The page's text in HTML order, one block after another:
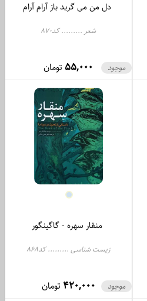
دل من می گرید باز آرام آرام
شعر ......... کد870
55,000 تومان موجود
منقار سهره - گاگینگور
زیست شناسی ......... کد868
420,000 تومان موجود